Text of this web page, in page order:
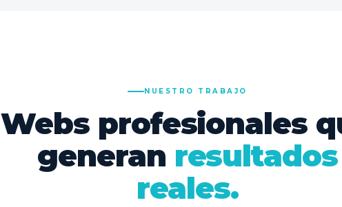
NUESTRO TRABAJO
Webs profesionales
generan resultados
reales.